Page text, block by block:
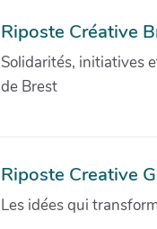
Riposte Créative
Solidarités, initiatives
de Brest
Riposte Creative
Les idées qui